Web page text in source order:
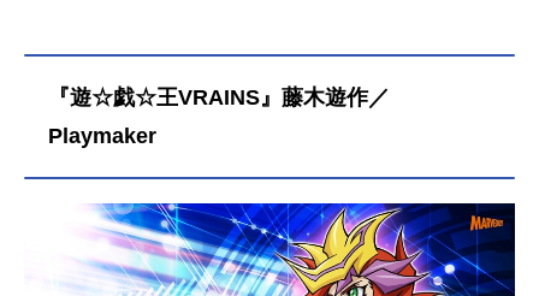
『遊☆戯☆王VRAINS』藤木遊作／
Playmaker